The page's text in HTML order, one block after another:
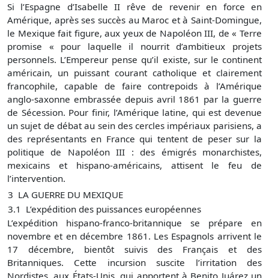
Si l’Espagne d’Isabelle II rêve de revenir en force en
Amérique, après ses succès au Maroc et à Saint-Domingue,
le Mexique fait figure, aux yeux de Napoléon III, de « Terre
promise « pour laquelle il nourrit d’ambitieux projets
personnels. L’Empereur pense qu’il existe, sur le continent
américain, un puissant courant catholique et clairement
francophile, capable de faire contrepoids à l’Amérique
anglo-saxonne embrassée depuis avril 1861 par la guerre
de Sécession. Pour finir, l’Amérique latine, qui est devenue
un sujet de débat au sein des cercles impériaux parisiens, a
des représentants en France qui tentent de peser sur la
politique de Napoléon III : des émigrés monarchistes,
mexicains et hispano-américains, attisent le feu de
l’intervention.
3 LA GUERRE DU MEXIQUE
3.1 L’expédition des puissances européennes
L’expédition hispano-franco-britannique se prépare en
novembre et en décembre 1861. Les Espagnols arrivent le
17 décembre, bientôt suivis des Français et des
Britanniques. Cette incursion suscite l’irritation des
Nordistes, aux États-Unis, qui apportent à Benito Juárez un